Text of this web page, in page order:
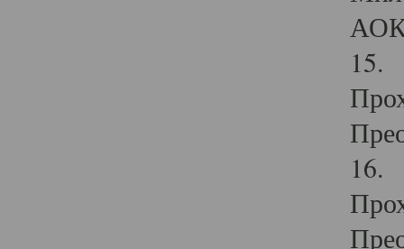
15.
16.